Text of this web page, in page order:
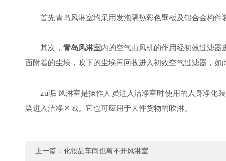
首先青岛风淋室均采用发泡隔热彩色壁板及铝合金构件
其次， 青岛风淋室内的空气由风机的作用经初效过滤
面附着的尘埃，吹下的尘埃再回收进入初效空气过滤器，如
zui后风淋室是操作人员进入洁净室时使用的人身净化装
染进入洁净区域。它也可应用于大件货物的吹淋。
上一篇： 化妆品车间也离不开风淋室